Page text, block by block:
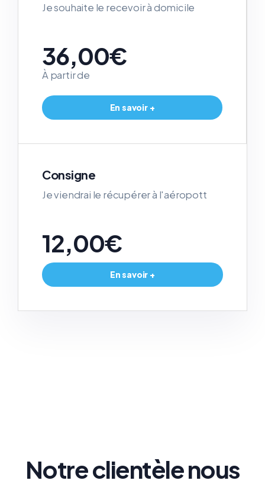
Je souhaite le recevoir à domicile
36,00€
À partir de
En savoir +
Consigne
Je viendrai le récupérer à l'aéropott
12,00€
En savoir +
Notre clientèle nous